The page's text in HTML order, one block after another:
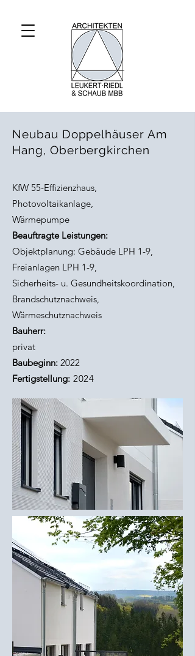
Neubau Doppelhäuser Am
Hang, Oberbergkirchen
KfW 55-Effizienzhaus,
Photovoltaikanlage,
Wärmepumpe
Beauftragte Leistungen:
Objektplanung: Gebäude LPH 1-9,
Freianlagen LPH 1-9,
Sicherheits- u. Gesundheitskoordination,
Brandschutznachweis,
Wärmeschutznachweis
Bauherr:
privat
Baubeginn: 2022
Fertigstellung: 2024